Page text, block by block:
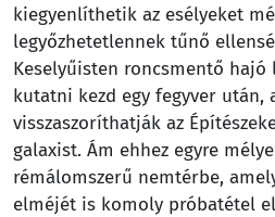
kiegyenlíthetik az esélyeket
legyőzhetetlennek tűnő
Keselyűisten roncsmentő hajó
kutatni kezd egy fegyver után,
visszaszoríthatják az
galaxist. Ám ehhez egyre
rémálomszerű nemtérbe,
elméjét is komoly próbatétel